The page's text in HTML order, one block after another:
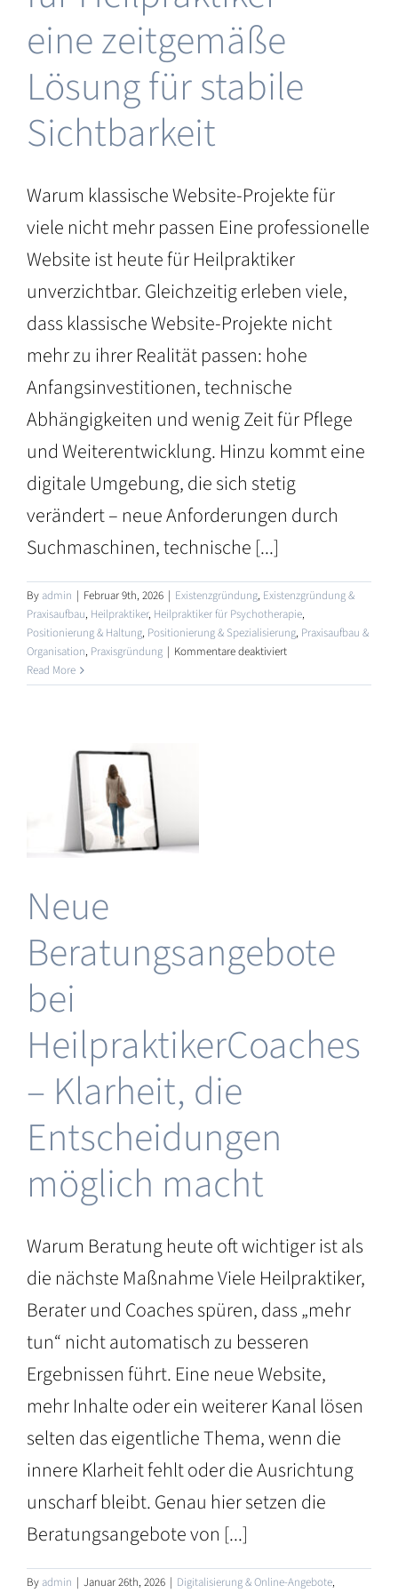
eine zeitgemäße
Lösung für stabile
Sichtbarkeit
Warum klassische Website-Projekte für
viele nicht mehr passen Eine professionelle
Website ist heute für Heilpraktiker
unverzichtbar. Gleichzeitig erleben viele,
dass klassische Website-Projekte nicht
mehr zu ihrer Realität passen: hohe
Anfangsinvestitionen, technische
Abhängigkeiten und wenig Zeit für Pflege
und Weiterentwicklung. Hinzu kommt eine
digitale Umgebung, die sich stetig
verändert – neue Anforderungen durch
Suchmaschinen, technische [...]
Byadmin | Februar 9th, 2026 | Existenzgründung, Existenzgründung &
Praxisaufbau, Heilpraktiker, Heilpraktiker für Psychotherapie,
Positionierung & Haltung, Positionierung & Spezialisierung, Praxisaufbau &
Organisation, Praxisgründung | Kommentare deaktiviertfür
Mietmodell
Read More
Neue
Beratungsangebote
bei
HeilpraktikerCoaches
– Klarheit, die
Entscheidungen
möglich macht
Warum Beratung heute oft wichtiger ist als
die nächste Maßnahme Viele Heilpraktiker,
Berater und Coaches spüren, dass „mehr
tun“ nicht automatisch zu besseren
Ergebnissen führt. Eine neue Website,
mehr Inhalte oder ein weiterer Kanal lösen
selten das eigentliche Thema, wenn die
innere Klarheit fehlt oder die Ausrichtung
unscharf bleibt. Genau hier setzen die
Beratungsangebote von [...]
Byadmin | Januar 26th, 2026 | Digitalisierung & Online-Angebote,